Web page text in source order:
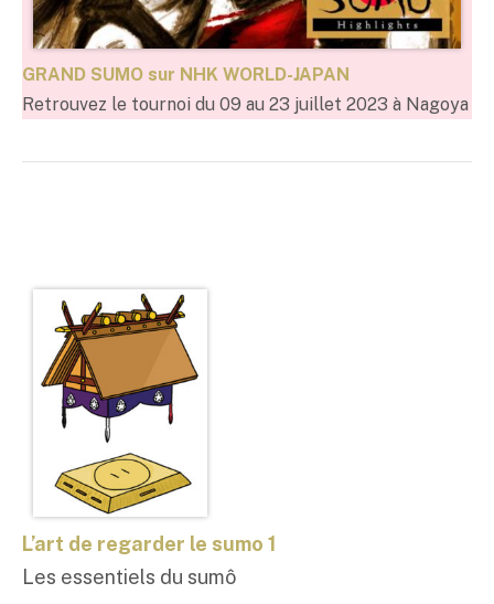
GRAND SUMO sur NHK WORLD-JAPAN
Retrouvez le tournoi du 09 au 23 juillet 2023 à Nagoya
L’art de regarder le sumo 1
Les essentiels du sumô